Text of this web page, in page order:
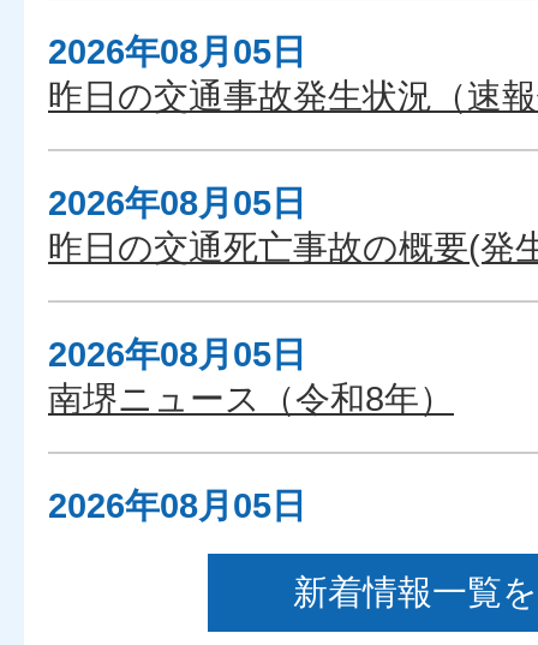
2026年08月05日
昨日の交通事故発生状況（速
2026年08月05日
昨日の交通死亡事故の概要(発
2026年08月05日
南堺ニュース（令和8年）
2026年08月05日
交番だより
新着情報一覧